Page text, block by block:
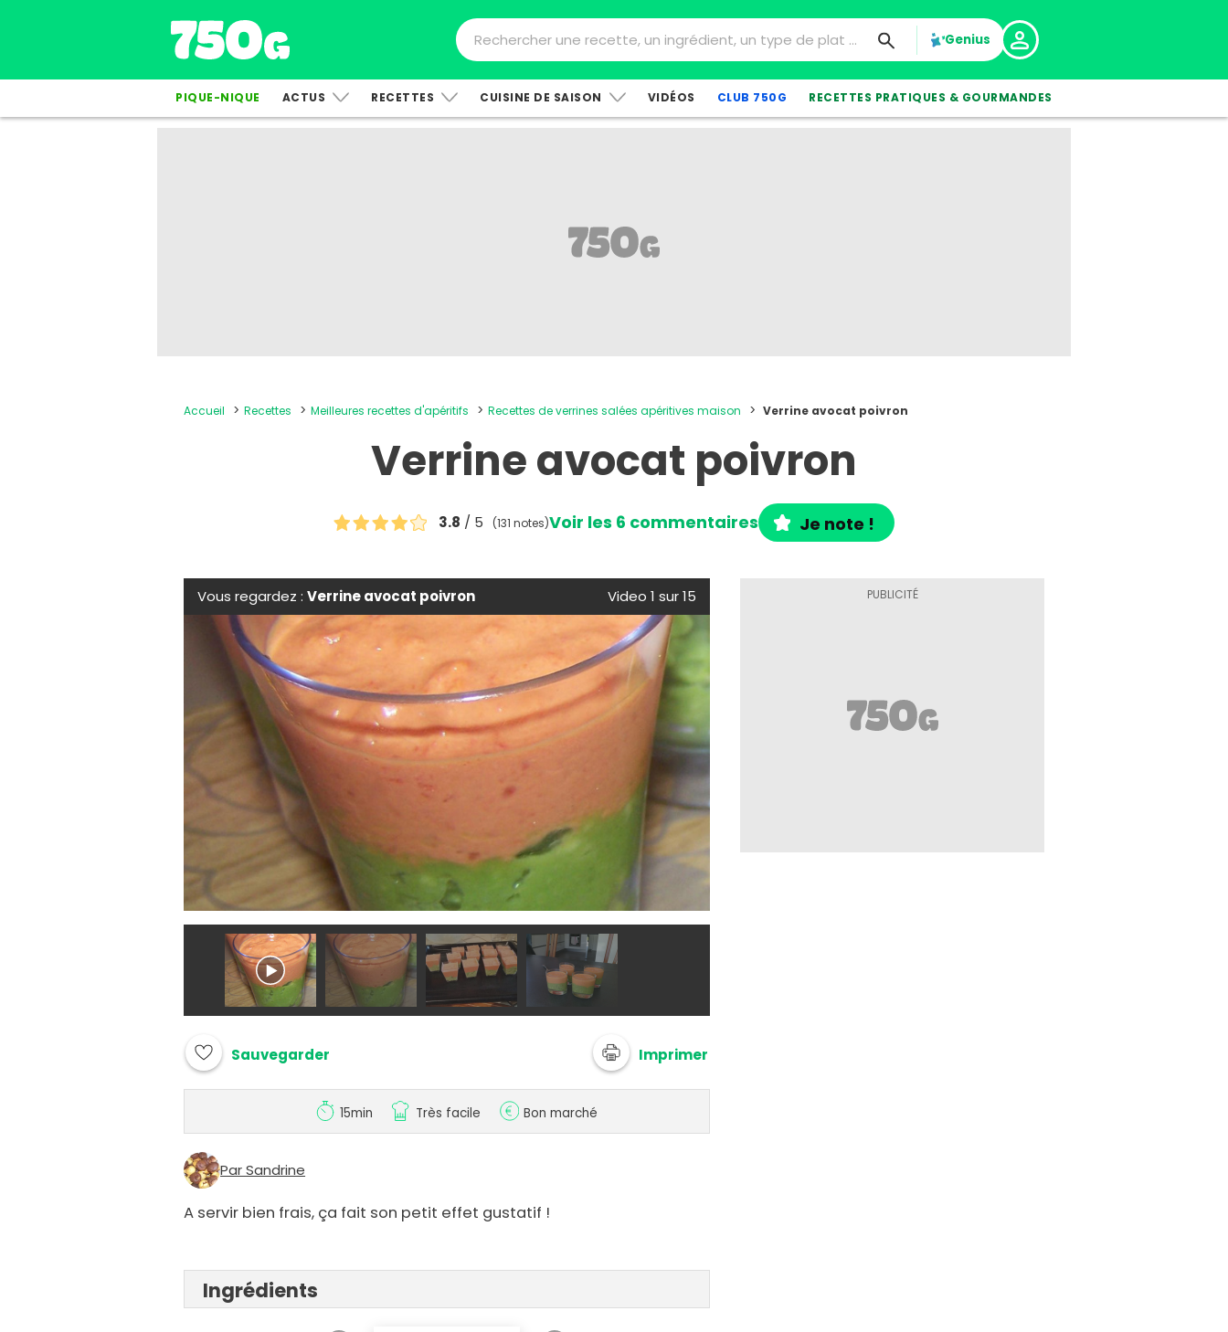
Genius
PIQUE-NIQUE ACTUS RECETTES CUISINE DE SAISON VIDÉOS CLUB 750G RECETTES PRATIQUES & GOURMANDES
Accueil Recettes Meilleures recettes d'apéritifs Recettes de verrines salées apéritives maison Verrine avocat poivron
Verrine avocat poivron
3.8 / 5 (131 notes)Voir les 6 commentaires Je note !
Vous regardez : Verrine avocat poivron Video 1 sur 15
Sauvegarder Imprimer
15min Très facile Bon marché
Par Sandrine
A servir bien frais, ça fait son petit effet gustatif !
Ingrédients